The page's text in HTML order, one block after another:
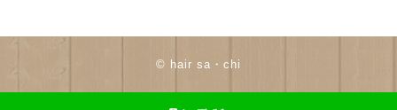
© hair sa・chi